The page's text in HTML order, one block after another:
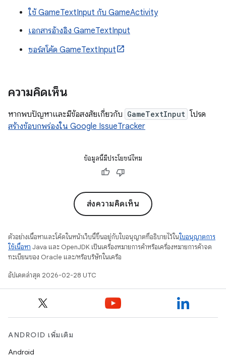
ใช้ GameTextInput กับ GameActivity
เอกสารอ้างอิง GameTextInput
ซอร์สโค้ด GameTextInput
ความคิดเห็น
หากพบปัญหาและมีข้อสงสัยเกี่ยวกับ GameTextInput โปรด
สร้างข้อบกพร่องใน Google IssueTracker
ข้อมูลนี้มีประโยชน์ไหม
ส่งความคิดเห็น
ตัวอย่างเนื้อหาและโค้ดในหน้าเว็บนี้ขึ้นอยู่กับใบอนุญาตที่อธิบายไว้ในใบอนุญาตการ
ใช้เนื้อหา Java และ OpenJDK เป็นเครื่องหมายการค้าหรือเครื่องหมายการค้าจด
ทะเบียนของ Oracle และ/หรือบริษัทในเครือ
อัปเดตล่าสุด 2026-02-28 UTC
ANDROID เพิ่มเติม
Android